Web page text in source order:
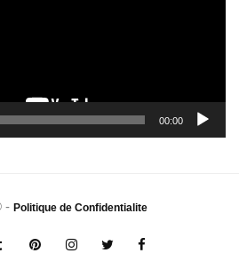
00:00
- Politique de Confidentialite